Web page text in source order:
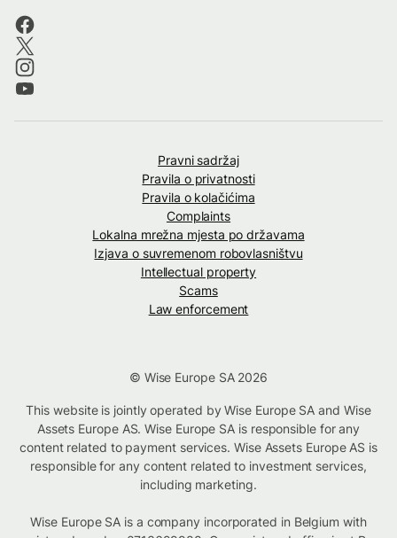
Pravni sadržaj
Pravila o privatnosti
Pravila o kolačićima
Complaints
Lokalna mrežna mjesta po državama
Izjava o suvremenom robovlasništvu
Intellectual property
Scams
Law enforcement
© Wise Europe SA 2026
This website is jointly operated by Wise Europe SA and Wise
Assets Europe AS. Wise Europe SA is responsible for any
content related to payment services. Wise Assets Europe AS is
responsible for any content related to investment services,
including marketing.
Wise Europe SA is a company incorporated in Belgium with